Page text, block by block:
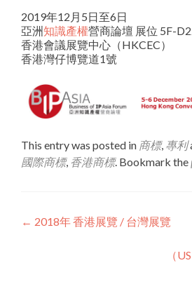
2019年12月5日至6日
亞洲知識產權營商論壇 展位 5F-
香港會議展覽中心（HKCEC）
香港灣仔博覽道1號
This entry was posted in 商標, 專利
國際商標, 香港商標. Bookmark the
Post
← 2018年 香港展覽 / 台灣展覽
（